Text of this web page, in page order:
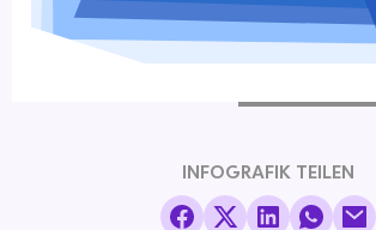
INFOGRAFIK TEILEN